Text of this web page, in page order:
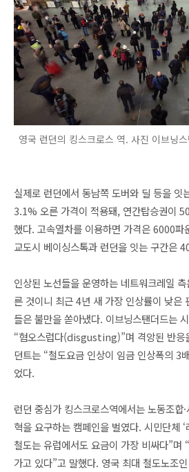
영국 런던의 킹스크로스 역. 사진 이브
실제로 런던에서 동남쪽 도버와 딜 등을 잇
3.1% 오른 가격이 적용돼, 연간탑승권이
했다. 고속열차를 이용하면 가격은 6000파
교도시 베이싱스톡과 런던을 잇는 구간은
인상된 노선들을 운영하는 네트워크레일
른 것이니 최근 4년 새 가장 인상률이 낮은
들은 불만을 쏟아냈다. 이브닝스탠더드는
“혐오스럽다(disgusting)”며 격앙된 반응
던트는 “철도요금 인상이 임금 인상폭의 3
었다.
런던 중심가 킹스크로스역에서는 노동조합
혁을 요구하는 캠페인을 벌였다. 시민단체
철도는 유럽에서도 요금이 가장 비싸다”며
가고 있다”고 말했다. 영국 최대 철도노조